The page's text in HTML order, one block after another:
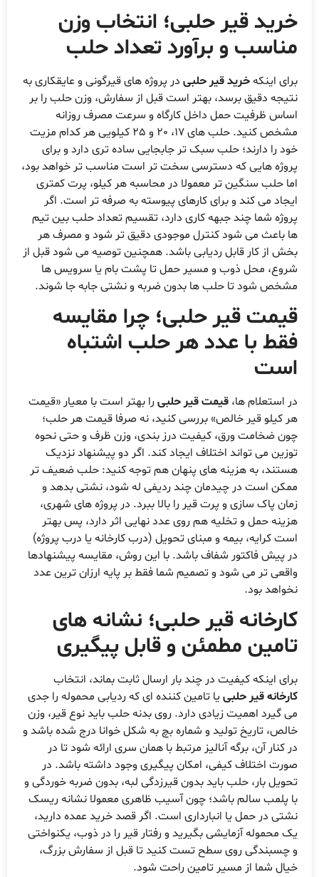
خرید قیر حلبی؛ انتخاب وزن
مناسب و برآورد تعداد حلب
برای اینکهخرید قیر حلبی در پروژه های قیرگونی و عایقکاری به
نتیجه دقیق برسد، بهتر است قبل از سفارش، وزن حلب را بر
اساس ظرفیت حمل داخل کارگاه و سرعت مصرف روزانه
مشخص کنید. حلب های 17، 20 و 25 کیلویی هر کدام مزیت
خود را دارند؛ حلب سبک تر جابجایی ساده تری دارد و برای
پروژه هایی که دسترسی سخت تر است مناسب تر خواهد بود،
اما حلب سنگین تر معمولا در محاسبه هر کیلو، پرت کمتری
ایجاد می کند و برای کارهای پیوسته به صرفه تر است. اگر
پروژه شما چند جبهه کاری دارد، تقسیم تعداد حلب بین تیم
ها باعث می شود کنترل موجودی دقیق تر شود و مصرف هر
بخش از کار قابل ردیابی باشد. همچنین توصیه می شود قبل از
شروع، محل ذوب و مسیر حمل تا پشت بام یا سرویس ها
مشخص شود تا حلب ها بدون ضربه و نشتی جابه جا شوند.
قیمت قیر حلبی؛ چرا مقایسه
فقط با عدد هر حلب اشتباه
است
در استعلام ها، قیمت قیر حلبیرا بهتر است با معیار «قیمت
هر کیلو قیر خالص» بررسی کنید، نه صرفا قیمت هر حلب؛
چون ضخامت ورق، کیفیت درز بندی، وزن ظرف و حتی نحوه
توزین می تواند اختلاف ایجاد کند. اگر دو پیشنهاد نزدیک
هستند، به هزینه های پنهان هم توجه کنید: حلب ضعیف تر
ممکن است در چیدمان چند ردیفی له شود، نشتی بدهد و
زمان پاک سازی و پرت قیر را بالا ببرد. در پروژه های شهری،
هزینه حمل و تخلیه هم روی عدد نهایی اثر دارد، پس بهتر
است کرایه، بیمه و مبنای تحویل (درب کارخانه یا درب پروژه)
در پیش فاکتور شفاف باشد. با این روش، مقایسه پیشنهادها
واقعی تر می شود و تصمیم شما فقط بر پایه ارزان ترین عدد
نخواهد بود.
کارخانه قیر حلبی؛ نشانه های
تامین مطمئن و قابل پیگیری
برای اینکه کیفیت در چند بار ارسال ثابت بماند، انتخاب
کارخانه قیر حلبی یا تامین کننده ای که ردیابی محموله را جدی
می گیرد اهمیت زیادی دارد. روی بدنه حلب باید نوع قیر، وزن
خالص، تاریخ تولید و شماره بچ به شکل خوانا درج شده باشد و
در کنار آن، برگه آنالیز مرتبط با همان سری ارائه شود تا در
صورت اختلاف کیفی، امکان پیگیری وجود داشته باشد. در
تحویل بار، حلب باید بدون قیرزدگی لبه، بدون ضربه خوردگی و
با پلمب سالم باشد؛ چون آسیب ظاهری معمولا نشانه ریسک
نشتی در حمل یا انبارداری است. اگر قصد خرید عمده دارید،
یک محموله آزمایشی بگیرید و رفتار قیر را در ذوب، یکنواختی
و چسبندگی روی سطح تست کنید تا قبل از سفارش بزرگ،
خیال شما از مسیر تامین راحت شود.